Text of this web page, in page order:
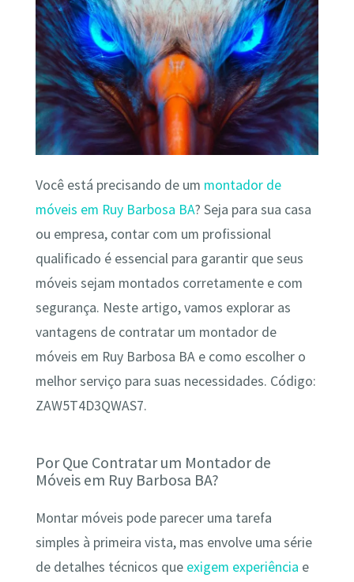
Você está precisando de um montador de
móveis em Ruy Barbosa BA? Seja para sua casa
ou empresa, contar com um profissional
qualificado é essencial para garantir que seus
móveis sejam montados corretamente e com
segurança. Neste artigo, vamos explorar as
vantagens de contratar um montador de
móveis em Ruy Barbosa BA e como escolher o
melhor serviço para suas necessidades. Código:
ZAW5T4D3QWAS7.
Por Que Contratar um Montador de
Móveis em Ruy Barbosa BA?
Montar móveis pode parecer uma tarefa
simples à primeira vista, mas envolve uma série
de detalhes técnicos que exigem experiência e